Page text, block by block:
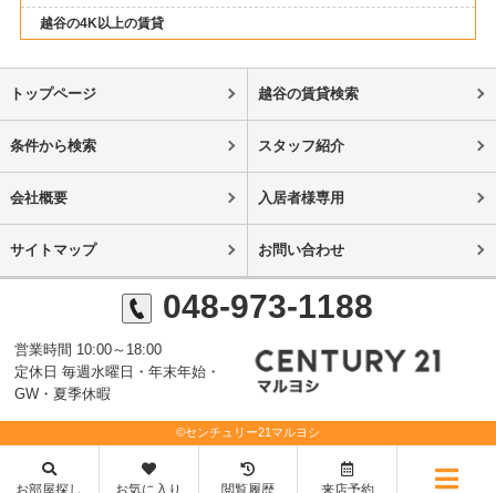
越谷の4K以上の賃貸
トップページ 越谷の賃貸検索
条件から検索 スタッフ紹介
会社概要 入居者様専用
サイトマップ お問い合わせ
048-973-1188
営業時間 10:00～18:00
定休日 毎週水曜日・年末年始・
GW・夏季休暇
©センチュリー21マルヨシ
お部屋探し お気に入り 閲覧履歴 来店予約